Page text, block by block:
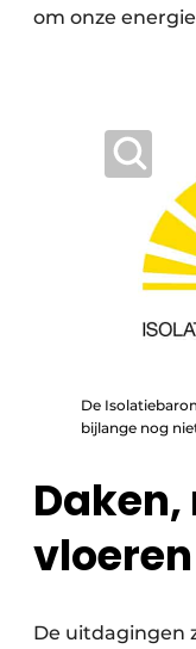
om onze
De
bijlange nog
Daken,
vloeren
De uitdagingen